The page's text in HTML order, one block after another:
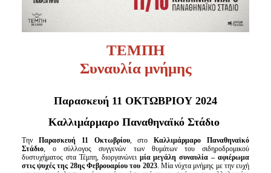
ΤΕΜΠΗ
Συναυλία μνήμης
Παρασκευή 11 ΟΚΤΩΒΡΙΟΥ 2024
Καλλιμάρμαρο Παναθηναϊκό Στάδιο
ΤηνΠαρασκευή 11 Οκτωβρίου, στοΚαλλιμάρμαρο Παναθηναϊκό
Στάδιο, ο σύλλογος συγγενών των θυμάτων του σιδηροδρομικού
δυστυχήματος στα Τέμπη, διοργανώνει μία μεγάλη συναυλία – αφιέρωμα
στις ψυχές της 28ης Φεβρουαρίου του 2023. Μία νύχτα μνήμης με την ευχή